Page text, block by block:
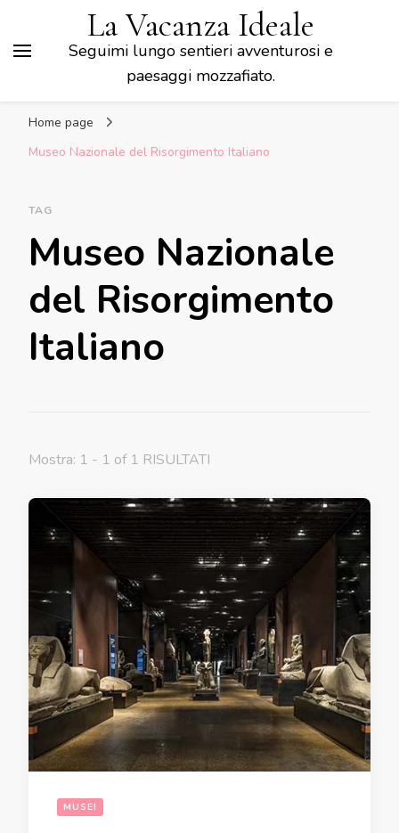
La Vacanza Ideale
Seguimi lungo sentieri avventurosi e
paesaggi mozzafiato.
Home page
Museo Nazionale del Risorgimento Italiano
TAG
Museo Nazionale
del Risorgimento
Italiano
Mostra: 1 - 1 of 1 RISULTATI
MUSEI